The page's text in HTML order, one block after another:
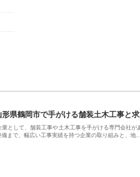
県鶴岡市で手がける舗装土木工事と
として、舗装工事や土木工事を手がける専門会社が
まで、幅広い工事実績を持つ企業の取り組みと、地…